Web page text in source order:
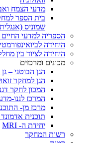
מדעי הצמח
בית הספר
שמוניס
הספריה למדעי החיים
היחידה
היחידה לציוד בין
מכונים ומרכזים
הגן הבוטני –
הגן למחקר
המכון לחקר
המרכז לננו-מדע
מרכז מן-
תוכנית
יחידת ה- MRI
רשות המחקר